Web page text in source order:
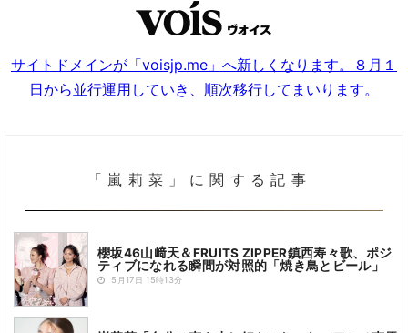
サイトドメインが「voisjp.me」へ新しくなります。８月１
日から並行運用していき、順次移行してまいります。
「嵐莉菜」に関する記事
櫻坂46山﨑天＆FRUITS ZIPPER鎮西寿々歌、ポジ
ティブになれる瞬間が対照的「焼き鳥とビール」
5月17日 15時13分